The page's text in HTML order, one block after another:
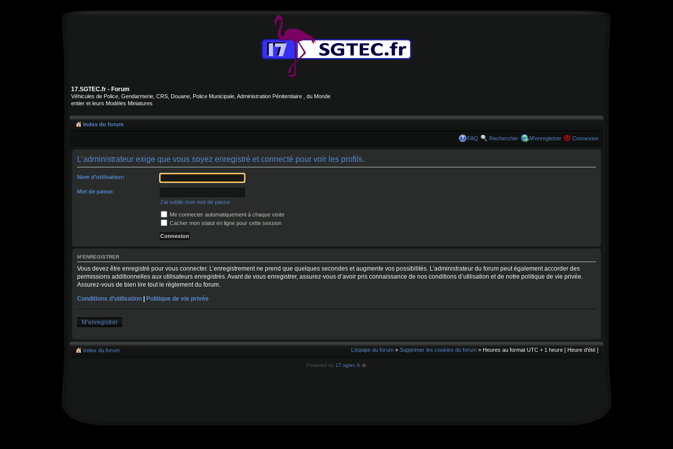
17.SGTEC.fr - Forum
Véhicules de Police, Gendarmerie, CRS, Douane, Police Municipale, Administration Pénitentiaire , du Monde
entier et leurs Modèles Miniatures
Index du forum
FAQ Rechercher M’enregistrer Connexion
L’administrateur exige que vous soyez enregistré et connecté pour voir les profils.
Nom d’utilisateur:
Mot de passe:
J’ai oublié mon mot de passe
Me connecter automatiquement à chaque visite
Cacher mon statut en ligne pour cette session
M’ENREGISTRER
Vous devez être enregistré pour vous connecter. L’enregistrement ne prend que quelques secondes et augmente vos possibilités. L’administrateur du forum peut également accorder des
permissions additionnelles aux utilisateurs enregistrés. Avant de vous enregistrer, assurez-vous d’avoir pris connaissance de nos conditions d’utilisation et de notre politique de vie privée.
Assurez-vous de bien lire tout le règlement du forum.
Conditions d’utilisation | Politique de vie privée
M’enregistrer
Index du forum L’équipe du forum » Supprimer les cookies du forum » Heures au format UTC + 1 heure [ Heure d’été ]
Powered by 17.sgtec.fr�